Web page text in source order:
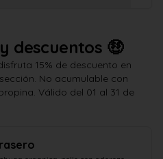
descuentos 🤑
15% de descuento en
No acumulable con
Válido del 01 al 31 de